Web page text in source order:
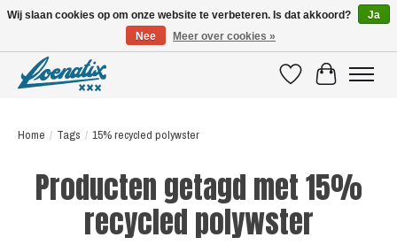
VerlanglijstWinkelwagen
Home / Tags / 15% recycled polywster
Producten getagd met 15%
recycled polywster
Wij slaan cookies op om onze website te verbeteren. Is dat akkoord?
Ja
Nee
Meer over cookies »